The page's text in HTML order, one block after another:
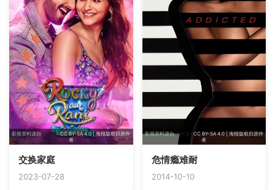
影视资料源自TMDB · CC BY-SA 4.0 | 海报版权归原作
者
交换家庭
2023-07-28
影视资料源自TMDB· CC BY-SA 4.0 | 海报版权归原作
者
危情瘾难耐
2014-10-10